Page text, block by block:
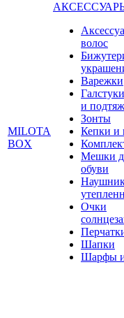
MILOTA
BOX
волос
Варежки
и
Зонты
Кепки и
Мешки
обуви
Очки
Шапки
Шарфы